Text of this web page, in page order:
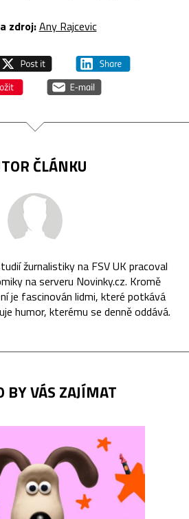
zdroj:Any Rajcevic
ČLÁNKU
žurnalistiky na FSV UK pracoval
na serveru Novinky.cz. Kromě
je fascinován lidmi, které potkává
humor, kterému se denně oddává.
BY VÁS ZAJÍMAT